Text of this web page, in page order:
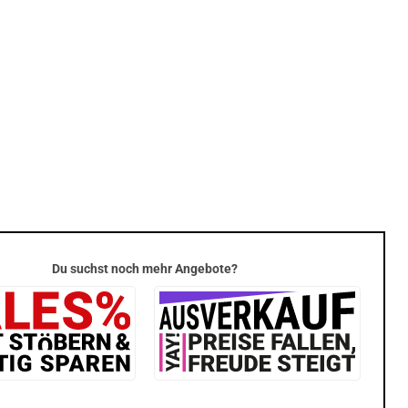
Du suchst noch mehr Angebote?